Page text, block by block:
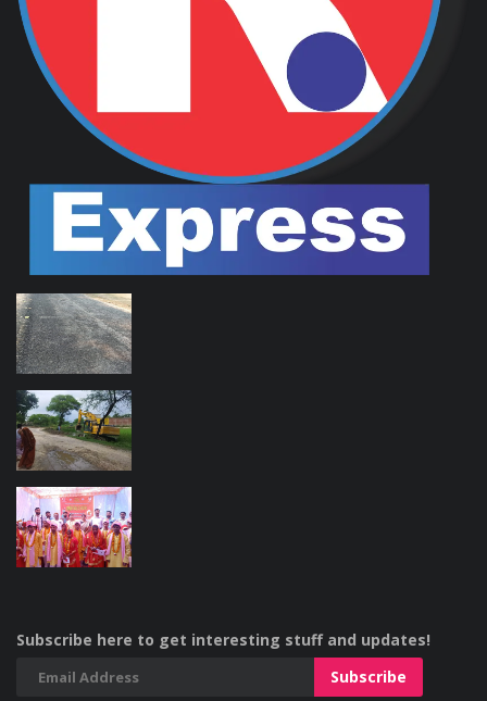
Subscribe here to get interesting stuff and updates!